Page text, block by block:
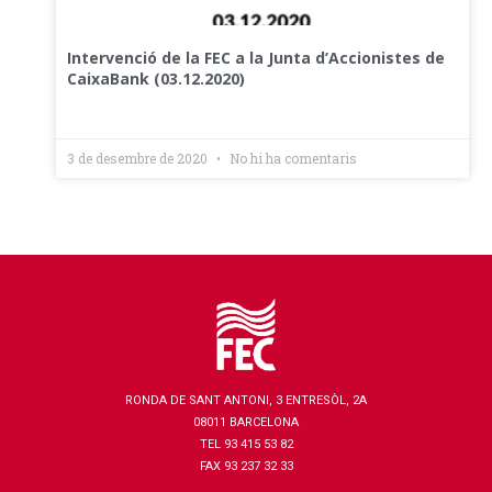
Intervenció de la FEC a la Junta d’Accionistes de
CaixaBank (03.12.2020)
3 de desembre de 2020 No hi ha comentaris
RONDA DE SANT ANTONI, 3 ENTRESÒL, 2A
08011 BARCELONA
TEL 93 415 53 82
FAX 93 237 32 33